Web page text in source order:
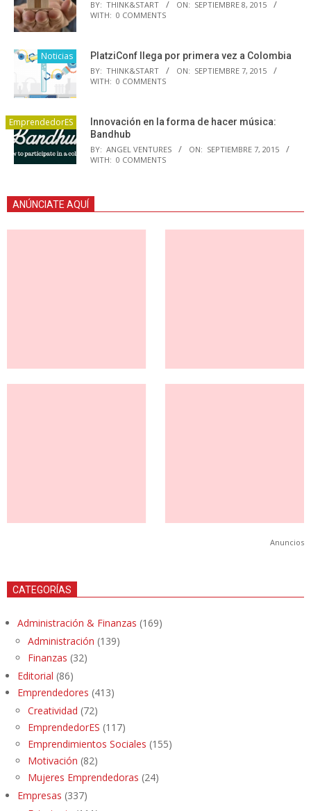
BY: THINK&START ON: SEPTIEMBRE 8, 2015
WITH: 0 COMMENTS
Noticias PlatziConf llega por primera vez a Colombia
BY: THINK&START ON: SEPTIEMBRE 7, 2015
WITH: 0 COMMENTS
EmprendedorES
Innovación en la forma de hacer música:
Bandhub
BY: ANGEL VENTURES ON: SEPTIEMBRE 7, 2015
WITH: 0 COMMENTS
ANÚNCIATE AQUÍ
Anuncios
CATEGORÍAS
Administración & Finanzas (169)
Administración (139)
Finanzas (32)
Editorial (86)
Emprendedores (413)
Creatividad (72)
EmprendedorES (117)
Emprendimientos Sociales (155)
Motivación (82)
Mujeres Emprendedoras (24)
Empresas (337)